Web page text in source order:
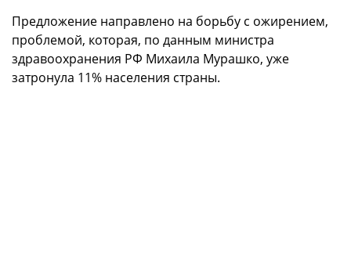
Предложение направлено на борьбу с ожирением,
проблемой, которая, по данным министра
здравоохранения РФ Михаила Мурашко, уже
затронула 11% населения страны.